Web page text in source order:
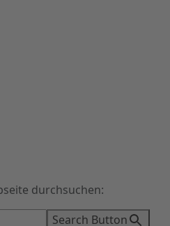
durchsuchen:
Search Button